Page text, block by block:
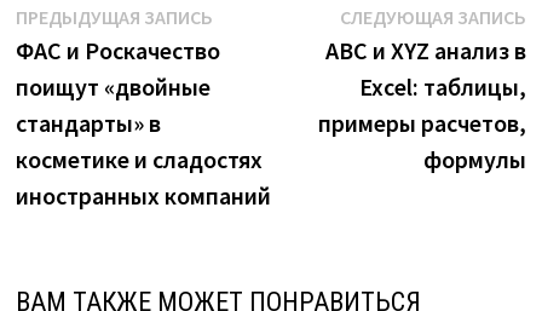
Навигация
по
записям
ПРЕДЫДУЩАЯ ЗАПИСЬПредыдущая
запись:
ФАС и Роскачество
поищут «двойные
стандарты» в
косметике и сладостях
иностранных компаний
СЛЕДУЮЩАЯ ЗАПИСЬ
ABC и XYZ анализ в
Excel: таблицы,
примеры расчетов,
формулы
ВАМ ТАКЖЕ МОЖЕТ ПОНРАВИТЬСЯ